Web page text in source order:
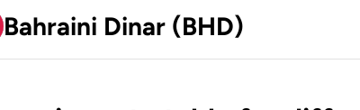
Bahraini Dinar (BHD)